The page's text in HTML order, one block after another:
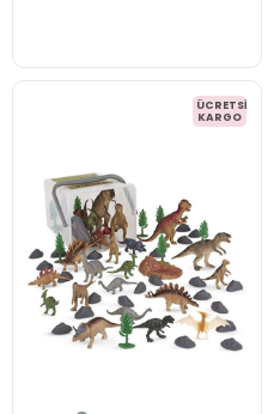
ÜCRETSIZ
KARGO